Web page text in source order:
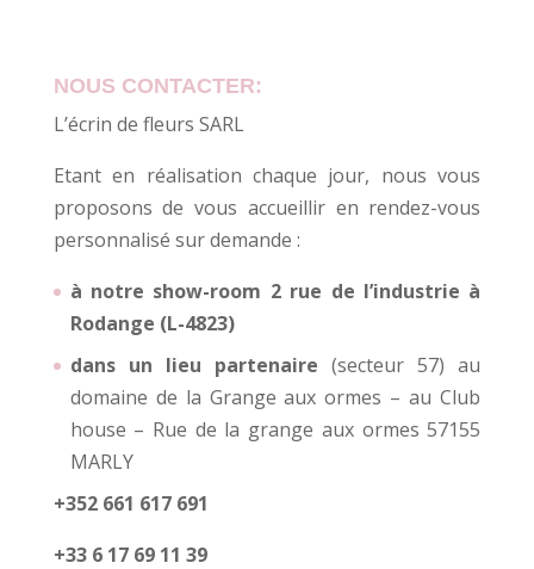
NOUS CONTACTER:
L’écrin de fleurs SARL
Etant en réalisation chaque jour, nous vous
proposons de vous accueillir en rendez-vous
personnalisé sur demande :
à notre show-room 2 rue de l’industrie à
Rodange (L-4823)
dans un lieu partenaire (secteur 57) au
domaine de la Grange aux ormes – au Club
house – Rue de la grange aux ormes 57155
MARLY
+352 661 617 691
+33 6 17 69 11 39